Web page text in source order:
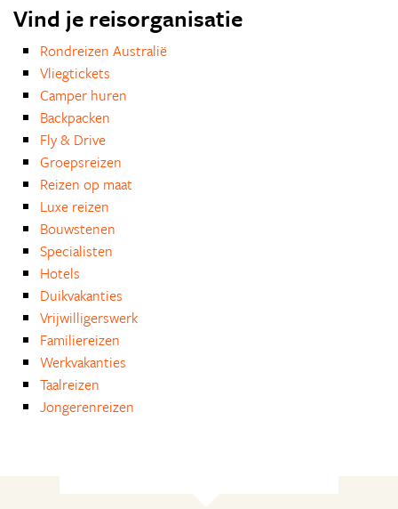
Vind je reisorganisatie
Rondreizen Australië
Vliegtickets
Camper huren
Backpacken
Fly & Drive
Groepsreizen
Reizen op maat
Luxe reizen
Bouwstenen
Specialisten
Hotels
Duikvakanties
Vrijwilligerswerk
Familiereizen
Werkvakanties
Taalreizen
Jongerenreizen